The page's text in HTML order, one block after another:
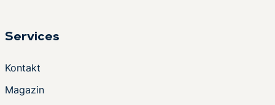
Services
Kontakt
Magazin